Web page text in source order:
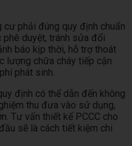
cư phải đúng quy định chuẩn
duyệt, tránh sửa đổi
báo kịp thời, hỗ trợ thoát
lượng chữa cháy tiếp cận
phát sinh.
định có thể dẫn đến không
thu đưa vào sử dụng,
Tư vấn thiết kế PCCC cho
sẽ là cách tiết kiệm chi